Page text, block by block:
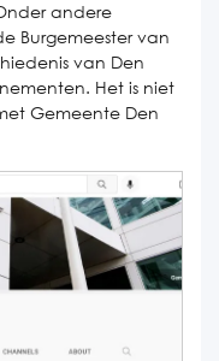
andere
Burgemeester van
van Den
Het is niet
Gemeente Den